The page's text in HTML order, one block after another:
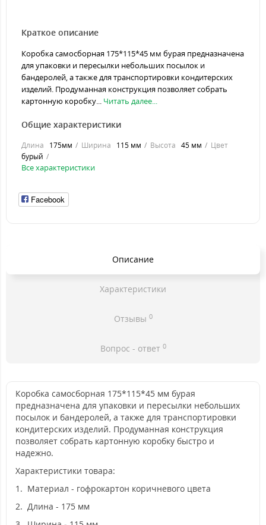
Краткое описание
Коробка самосборная 175*115*45 мм бурая предназначена
для упаковки и пересылки небольших посылок и
бандеролей, а также для транспортировки кондитерских
изделий. Продуманная конструкция позволяет собрать
картонную коробку... Читать далее...
Общие характеристики
Длина 175мм Ширина 115 мм Высота 45 мм
Цвет
бурый
Все характеристики
Facebook
Описание
Характеристики
Отзывы 0
Вопрос - ответ 0
Коробка самосборная 175*115*45 мм бурая
предназначена для упаковки и пересылки небольших
посылок и бандеролей, а также для транспортировки
кондитерских изделий. Продуманная конструкция
позволяет собрать картонную коробку быстро и
надежно.
Характеристики товара:
1. Материал - гофрокартон коричневого цвета
2. Длина - 175 мм